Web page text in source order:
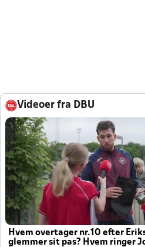
Videoer fra DBU
Hvem overtager nr.10 efter
glemmer sit pas? Hvem ringer